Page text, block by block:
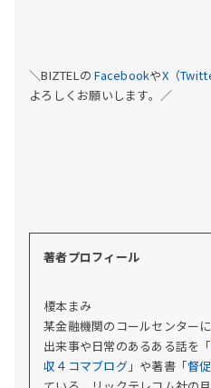
＼BIZTELのFacebookやX（
よろしくお願いします。／
著者プロフィール
榎本まみ
某金融機関のコールセンター
出来事や日常のあるある話を「
収４コマブログ」や著書「督